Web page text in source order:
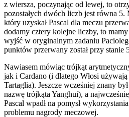
z wiersza, poczynając od lewej, to
pozostałych dwóch liczb jest równa 5.
który uzyskał Pascal dla meczu
dodamy cztery kolejne liczby, to
wyjść w oryginalnym zadaniu
punktów przerwany został przy stanie
Nawiasem mówiąc trójkąt
jak i Cardano (i dlatego Włosi
Tartaglia). Jeszcze wcześniej znany
nazwę trójkąta Yanghui), a
Pascal wpadł na pomysł
problemu nagrody meczowej.